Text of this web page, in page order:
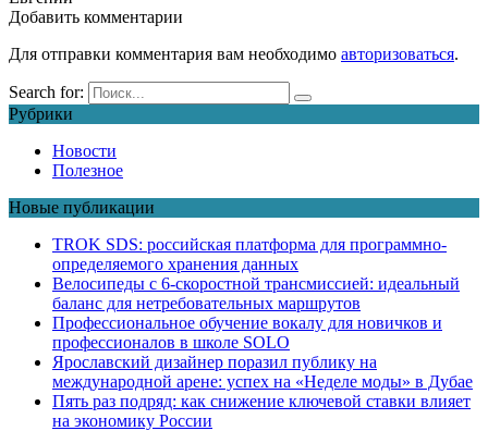
Добавить комментарии
Для отправки комментария вам необходимо авторизоваться.
Search for:
Рубрики
Новости
Полезное
Новые публикации
TROK SDS: российская платформа для программно-
определяемого хранения данных
Велосипеды с 6-скоростной трансмиссией: идеальный
баланс для нетребовательных маршрутов
Профессиональное обучение вокалу для новичков и
профессионалов в школе SOLO
Ярославский дизайнер поразил публику на
международной арене: успех на «Неделе моды» в Дубае
Пять раз подряд: как снижение ключевой ставки влияет
на экономику России